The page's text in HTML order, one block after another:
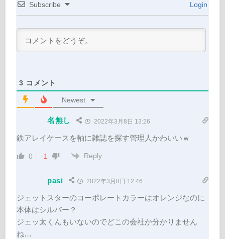
Subscribe Login
3 コメント
Newest
名無し 2022年3月8日 13:26
鉄アレイケースを軸に雑誌を探す管理人かわいいｗ
0 -1 Reply
pasi 2022年3月8日 12:46
ジェットスターのコーポレートカラーはオレンジなのに
本体はシルバー？
ジェッ太くんもいないのでどこの会社か分かりません
ね…